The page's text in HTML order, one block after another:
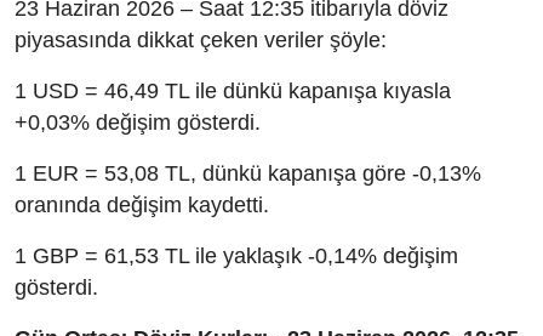
23 Haziran 2026 – Saat 12:35 itibarıyla döviz
piyasasında dikkat çeken veriler şöyle:
1 USD = 46,49 TL ile dünkü kapanışa kıyasla
+0,03% değişim gösterdi.
1 EUR = 53,08 TL, dünkü kapanışa göre -0,13%
oranında değişim kaydetti.
1 GBP = 61,53 TL ile yaklaşık -0,14% değişim
gösterdi.